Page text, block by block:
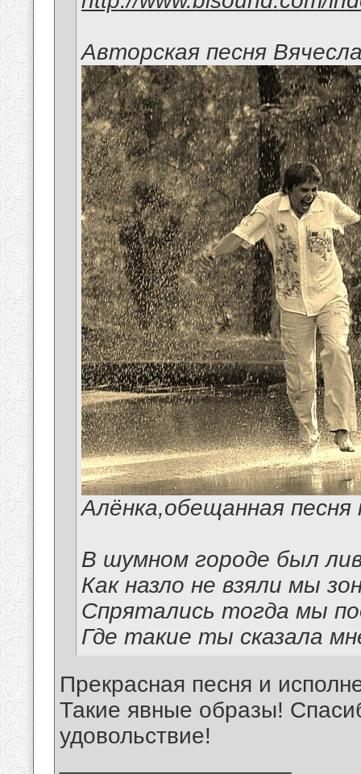
Авторская песня
Алёнка,обещанная песня
В шумном городе был
Как назло не взяли мы
Спрятались тогда мы
Где такие ты сказала
Прекрасная песня и
Такие явные образы!
удовольствие!